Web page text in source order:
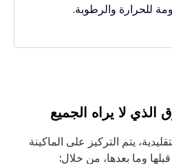
للحرارة والرطوبة.
الذي لا يراه الجميع
يتم التركيز على الماكينة
وما بعدها، من خلال: